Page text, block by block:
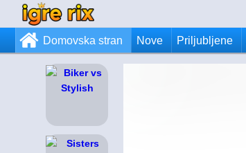
Domovska stran Nove Priljubljene